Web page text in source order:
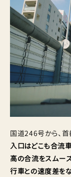
国道246号から、首
入口はどこも合流
高の合流をスムー
行車との速度差を